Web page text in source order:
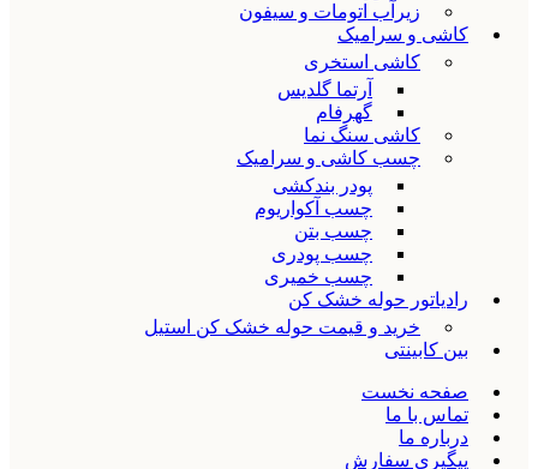
زیرآب اتومات و سیفون
کاشی و سرامیک
کاشی استخری
آرتما گلدیس
گهرفام
کاشی سنگ نما
چسب کاشی و سرامیک
پودر بندکشی
چسب آکواریوم
چسب بتن
چسب پودری
چسب خمیری
رادیاتور حوله خشک کن
خرید و قیمت حوله خشک کن استیل
بین کابینتی
صفحه نخست
تماس با ما
درباره ما
پیگیری سفارش